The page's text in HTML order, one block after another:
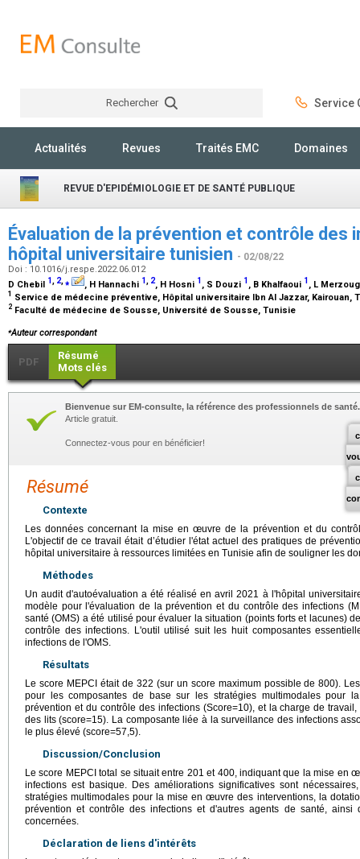
Rechercher Service
Actualités Revues Traités EMC Domaines
REVUE D'EPIDÉMIOLOGIE ET DE SANTÉ PUBLIQUE
Évaluation de la prévention et contrôle des
hôpital universitaire tunisien - 02/08/22
Doi : 10.1016/j.respe.2022.06.012
D Chebil 1, 2,⁎ , H Hannachi 1, 2, H Hosni 1 , S Douzi 1 , B Khalfaoui 1 , L
1 Service de médecine préventive, Hôpital universitaire Ibn Al Jazzar, Kairouan,
2 Faculté de médecine de Sousse, Université de Sousse, Tunisie
⁎Auteur correspondant
PDF
Résumé
Mots clés
Bienvenue sur EM-consulte, la référence des professionnels de santé.
Article gratuit.
Connectez-vous pour en bénéficier!
Résumé
Contexte
Les données concernant la mise en œuvre de la prévention et du
L'objectif de ce travail était d’étudier l'état actuel des pratiques de
hôpital universitaire à ressources limitées en Tunisie afin de souligner les
Méthodes
Un audit d'autoévaluation a été réalisé en avril 2021 à l'hôpital
modèle pour l'évaluation de la prévention et du contrôle des infections
santé (OMS) a été utilisé pour évaluer la situation (points forts et lacunes)
contrôle des infections. L'outil utilisé suit les huit composantes
infections de l'OMS.
Résultats
Le score MEPCI était de 322 (sur un score maximum possible de 800).
pour les composantes de base sur les stratégies multimodales pour
prévention et du contrôle des infections (Score=10), et la charge de
des lits (score=15). La composante liée à la surveillance des infections
le plus élevé (score=57,5).
Discussion/Conclusion
Le score MEPCI total se situait entre 201 et 400, indiquant que la mise en
infections est basique. Des améliorations significatives sont
stratégies multimodales pour la mise en œuvre des interventions, la
prévention et contrôle des infections et d'autres agents de santé, ainsi
concernées.
Déclaration de liens d'intérêts